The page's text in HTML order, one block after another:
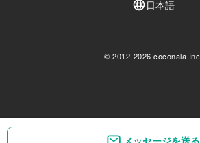
メッセージを送る
メッセージを送る